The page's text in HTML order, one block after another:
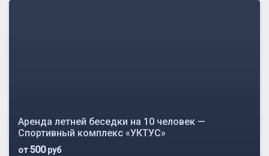
Аренда летней беседки на 10 человек —
Спортивный комплекс «УКТУС»
от500руб